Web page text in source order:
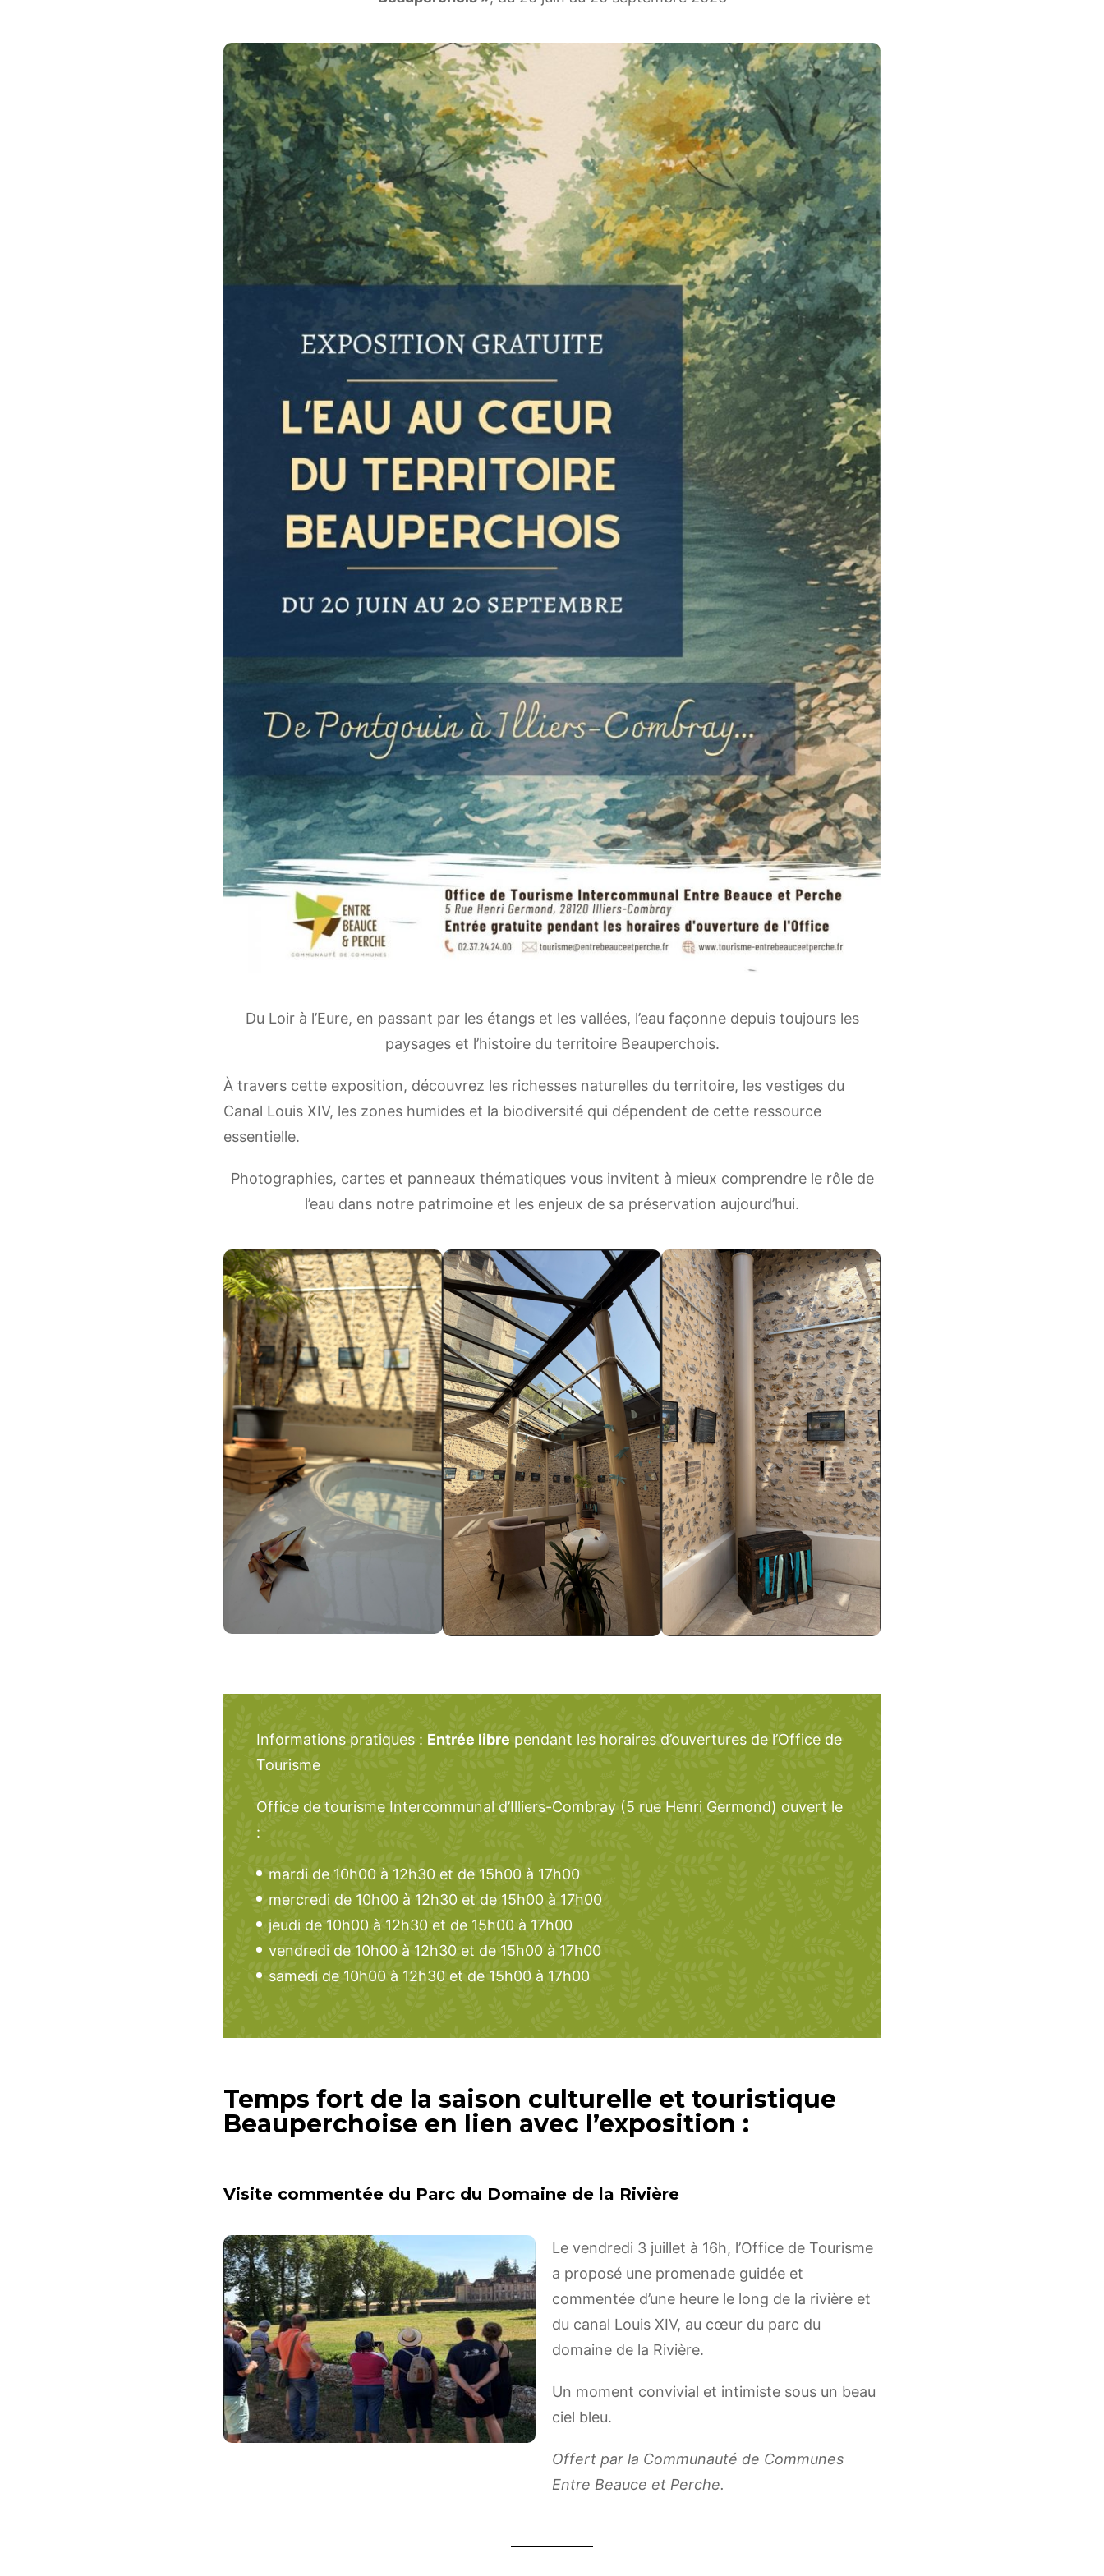
Du Loir à l’Eure, en passant par les étangs et les vallées, l’eau façonne depuis toujours les
paysages et l’histoire du territoire Beauperchois.
À travers cette exposition, découvrez les richesses naturelles du territoire, les vestiges du
Canal Louis XIV, les zones humides et la biodiversité qui dépendent de cette ressource
essentielle.
Photographies, cartes et panneaux thématiques vous invitent à mieux comprendre le rôle de
l’eau dans notre patrimoine et les enjeux de sa préservation aujourd’hui.
Informations pratiques : Entrée libre pendant les horaires d’ouvertures de l’Office de
Tourisme
Office de tourisme Intercommunal d’Illiers-Combray (5 rue Henri Germond) ouvert le
:
mardi de 10h00 à 12h30 et de 15h00 à 17h00
mercredi de 10h00 à 12h30 et de 15h00 à 17h00
jeudi de 10h00 à 12h30 et de 15h00 à 17h00
vendredi de 10h00 à 12h30 et de 15h00 à 17h00
samedi de 10h00 à 12h30 et de 15h00 à 17h00
Temps fort de la saison culturelle et touristique
Beauperchoise en lien avec l’exposition :
Visite commentée du Parc du Domaine de la Rivière
Le vendredi 3 juillet à 16h, l’Office de Tourisme
a proposé une promenade guidée et
commentée d’une heure le long de la rivière et
du canal Louis XIV, au cœur du parc du
domaine de la Rivière.
Un moment convivial et intimiste sous un beau
ciel bleu.
Offert par la Communauté de Communes
Entre Beauce et Perche.